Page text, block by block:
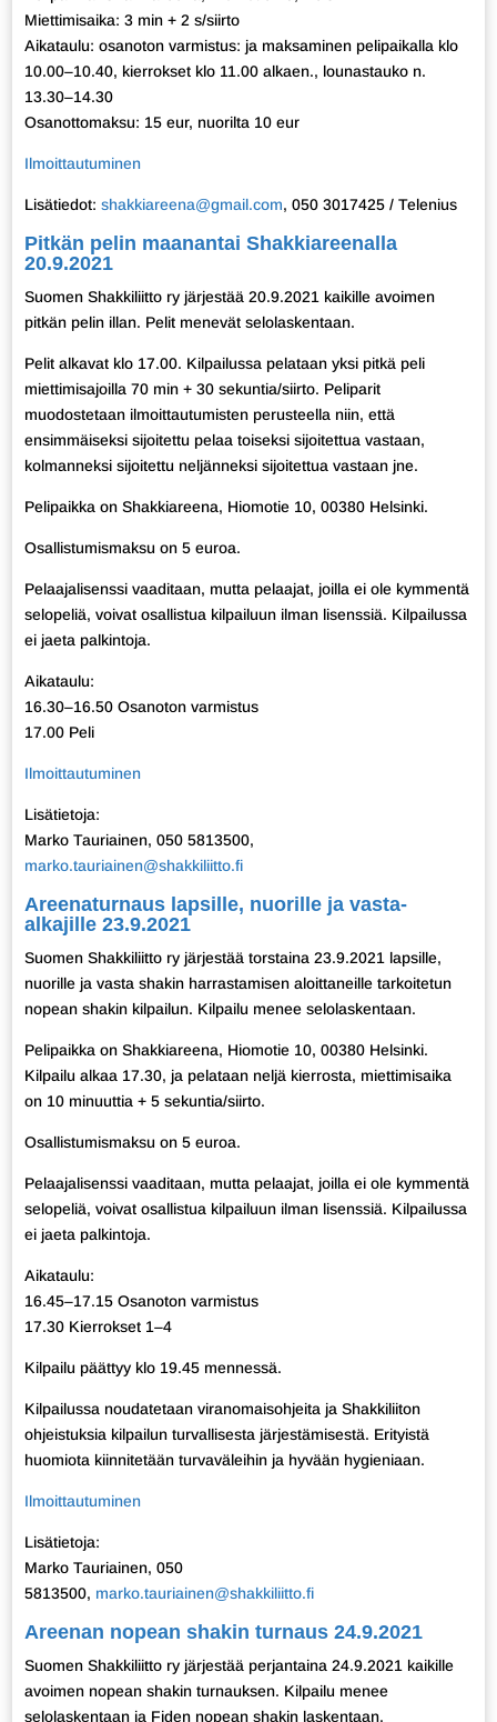
Miettimisaika: 3 min + 2 s/siirto
Aikataulu: osanoton varmistus: ja maksaminen pelipaikalla klo
10.00–10.40, kierrokset klo 11.00 alkaen., lounastauko n.
13.30–14.30
Osanottomaksu: 15 eur, nuorilta 10 eur
Ilmoittautuminen
Lisätiedot: shakkiareena@gmail.com, 050 3017425 / Telenius
Pitkän pelin maanantai Shakkiareenalla
20.9.2021
Suomen Shakkiliitto ry järjestää 20.9.2021 kaikille avoimen
pitkän pelin illan. Pelit menevät selolaskentaan.
Pelit alkavat klo 17.00. Kilpailussa pelataan yksi pitkä peli
miettimisajoilla 70 min + 30 sekuntia/siirto. Peliparit
muodostetaan ilmoittautumisten perusteella niin, että
ensimmäiseksi sijoitettu pelaa toiseksi sijoitettua vastaan,
kolmanneksi sijoitettu neljänneksi sijoitettua vastaan jne.
Pelipaikka on Shakkiareena, Hiomotie 10, 00380 Helsinki.
Osallistumismaksu on 5 euroa.
Pelaajalisenssi vaaditaan, mutta pelaajat, joilla ei ole kymmentä
selopeliä, voivat osallistua kilpailuun ilman lisenssiä. Kilpailussa
ei jaeta palkintoja.
Aikataulu:
16.30–16.50 Osanoton varmistus
17.00 Peli
Ilmoittautuminen
Lisätietoja:
Marko Tauriainen, 050 5813500,
marko.tauriainen@shakkiliitto.fi
Areenaturnaus lapsille, nuorille ja vasta-
alkajille 23.9.2021
Suomen Shakkiliitto ry järjestää torstaina 23.9.2021 lapsille,
nuorille ja vasta shakin harrastamisen aloittaneille tarkoitetun
nopean shakin kilpailun. Kilpailu menee selolaskentaan.
Pelipaikka on Shakkiareena, Hiomotie 10, 00380 Helsinki.
Kilpailu alkaa 17.30, ja pelataan neljä kierrosta, miettimisaika
on 10 minuuttia + 5 sekuntia/siirto.
Osallistumismaksu on 5 euroa.
Pelaajalisenssi vaaditaan, mutta pelaajat, joilla ei ole kymmentä
selopeliä, voivat osallistua kilpailuun ilman lisenssiä. Kilpailussa
ei jaeta palkintoja.
Aikataulu:
16.45–17.15 Osanoton varmistus
17.30 Kierrokset 1–4
Kilpailu päättyy klo 19.45 mennessä.
Kilpailussa noudatetaan viranomaisohjeita ja Shakkiliiton
ohjeistuksia kilpailun turvallisesta järjestämisestä. Erityistä
huomiota kiinnitetään turvaväleihin ja hyvään hygieniaan.
Ilmoittautuminen
Lisätietoja:
Marko Tauriainen, 050
5813500, marko.tauriainen@shakkiliitto.fi
Areenan nopean shakin turnaus 24.9.2021
Suomen Shakkiliitto ry järjestää perjantaina 24.9.2021 kaikille
avoimen nopean shakin turnauksen. Kilpailu menee
selolaskentaan ja Fiden nopean shakin laskentaan.